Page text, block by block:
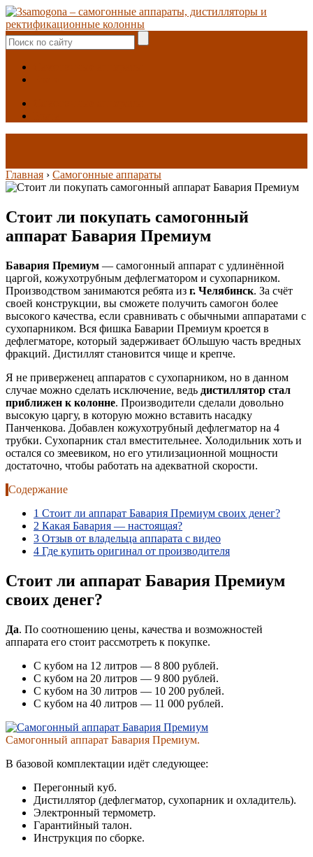
Главная › Самогонные аппараты
Стоит ли покупать самогонный
аппарат Бавария Премиум
Бавария Премиум — самогонный аппарат с удлинённой
царгой, кожухотрубным дефлегматором и сухопарником.
Производством занимаются ребята из г. Челябинск. За счёт
своей конструкции, вы сможете получить самогон более
высокого качества, если сравнивать с обычными аппаратами с
сухопарником. Вся фишка Баварии Премиум кроется в
дефлегматоре, который задерживает бОльшую часть вредных
фракций. Дистиллят становится чище и крепче.
Я не приверженец аппаратов с сухопарником, но в данном
случае можно сделать исключение, ведь дистиллятор стал
приближен к колонне. Производители сделали довольно
высокую царгу, в которую можно вставить насадку
Панченкова. Добавлен кожухотрубный дефлегматор на 4
трубки. Сухопарник стал вместительнее. Холодильник хоть и
остался со змеевиком, но его утилизационной мощности
достаточно, чтобы работать на адекватной скорости.
Содержание
1 Стоит ли аппарат Бавария Премиум своих денег?
2 Какая Бавария — настоящая?
3 Отзыв от владельца аппарата с видео
4 Где купить оригинал от производителя
Стоит ли аппарат Бавария Премиум
своих денег?
Да. По соотношению цены, качества и возможностей
аппарата его стоит рассмотреть к покупке.
С кубом на 12 литров — 8 800 рублей.
С кубом на 20 литров — 9 800 рублей.
С кубом на 30 литров — 10 200 рублей.
С кубом на 40 литров — 11 000 рублей.
Самогонный аппарат Бавария Премиум.
В базовой комплектации идёт следующее:
Перегонный куб.
Дистиллятор (дефлегматор, сухопарник и охладитель).
Электронный термометр.
Гарантийный талон.
Инструкция по сборке.